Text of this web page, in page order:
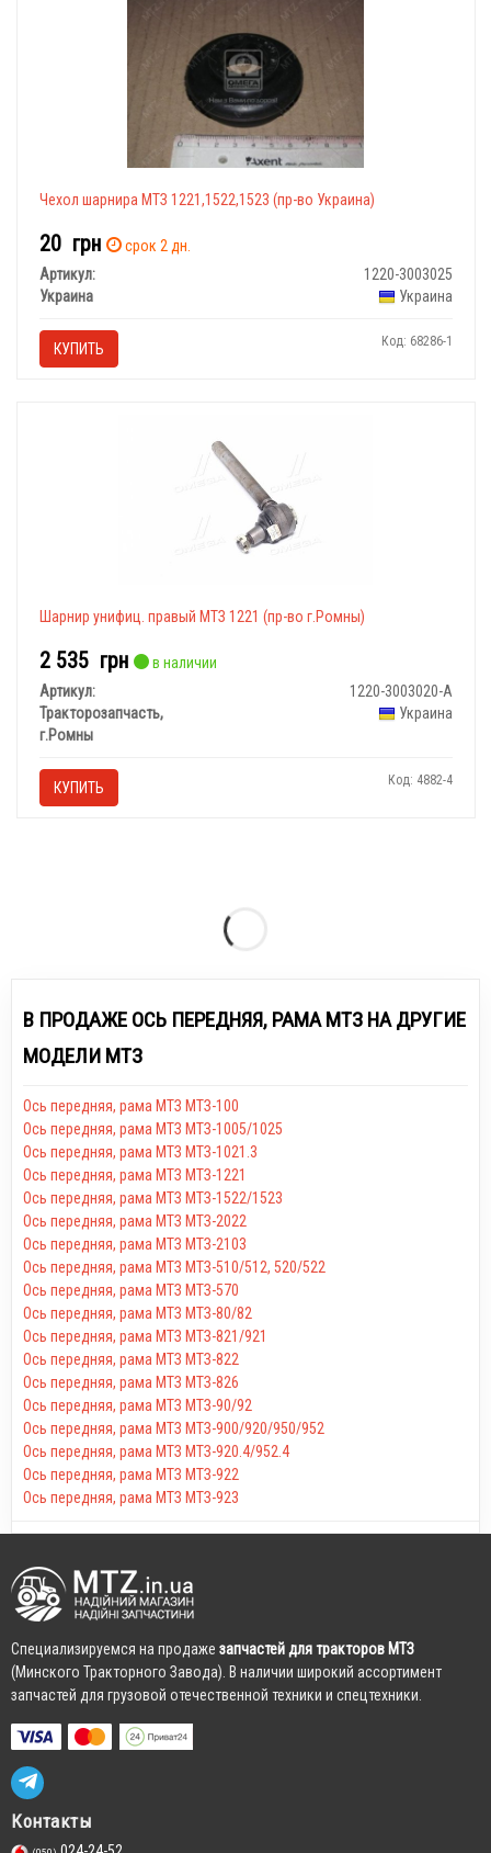
Чехол шарнира МТЗ 1221,1522,1523 (пр-во Украина)
20 грн
срок 2 дн.
Артикул:
1220-3003025
Украина
Украина
КУПИТЬ Код: 68286-1
Шарнир унифиц. правый МТЗ 1221 (пр-во г.Ромны)
2 535 грн
в наличии
Артикул:
1220-3003020-А
Тракторозапчасть,
г.Ромны
Украина
КУПИТЬ Код: 4882-4
В ПРОДАЖЕ ОСЬ ПЕРЕДНЯЯ, РАМА МТЗ НА ДРУГИЕ
МОДЕЛИ МТЗ
Ось передняя, рама МТЗ МТЗ-100
Ось передняя, рама МТЗ МТЗ-1005/1025
Ось передняя, рама МТЗ МТЗ-1021.3
Ось передняя, рама МТЗ МТЗ-1221
Ось передняя, рама МТЗ МТЗ-1522/1523
Ось передняя, рама МТЗ МТЗ-2022
Ось передняя, рама МТЗ МТЗ-2103
Ось передняя, рама МТЗ МТЗ-510/512, 520/522
Ось передняя, рама МТЗ МТЗ-570
Ось передняя, рама МТЗ МТЗ-80/82
Ось передняя, рама МТЗ МТЗ-821/921
Ось передняя, рама МТЗ МТЗ-822
Ось передняя, рама МТЗ МТЗ-826
Ось передняя, рама МТЗ МТЗ-90/92
Ось передняя, рама МТЗ МТЗ-900/920/950/952
Ось передняя, рама МТЗ МТЗ-920.4/952.4
Ось передняя, рама МТЗ МТЗ-922
Ось передняя, рама МТЗ МТЗ-923
Cпециализируемся на продаже запчастей для тракторов МТЗ
(Минского Тракторного Завода). В наличии широкий ассортимент
запчастей для грузовой отечественной техники и спецтехники.
Контакты